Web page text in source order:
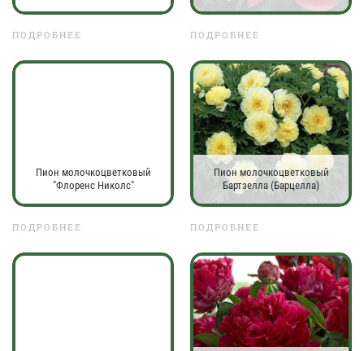
ПОДРОБНЕЕ ПОДРОБНЕЕ
Пион молочкоцветковый
"Флоренс Николс"
ПОДРОБНЕЕ
Пион молочкоцветковый
Бартзелла (Барцелла)
ПОДРОБНЕЕ